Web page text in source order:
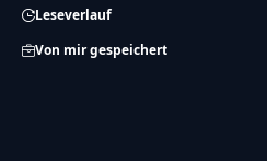
Leseverlauf
Von mir gespeichert